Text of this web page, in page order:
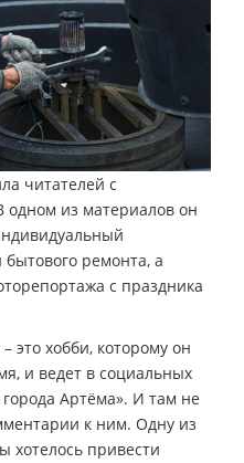
читателей с
из материалов он
ремонта, а
с праздника
это хобби, которому он
и ведет в социальных
Артёма». И там не
к ним. Одну из
хотелось привести